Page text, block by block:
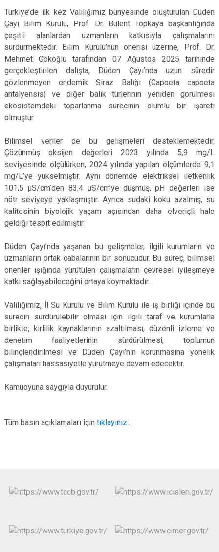
Türkiye’de ilk kez Valiliğimiz bünyesinde oluşturulan Düden
Çayı Bilim Kurulu, Prof. Dr. Bülent Topkaya başkanlığında
çeşitli alanlardan uzmanların katkısıyla çalışmalarını
sürdürmektedir. Bilim Kurulu’nun önerisi üzerine, Prof. Dr.
Mehmet Gökoğlu tarafından 07 Ağustos 2025 tarihinde
gerçekleştirilen dalışta, Düden Çayı’nda uzun süredir
gözlenmeyen endemik Siraz Balığı (Capoeta capoeta
antalyensis) ve diğer balık türlerinin yeniden görülmesi
ekosistemdeki toparlanma sürecinin olumlu bir işareti
olmuştur.
Bilimsel veriler de bu gelişmeleri desteklemektedir.
Çözünmüş oksijen değerleri 2023 yılında 5,9 mg/L
seviyesinde ölçülürken, 2024 yılında yapılan ölçümlerde 9,1
mg/L’ye yükselmiştir. Aynı dönemde elektriksel iletkenlik
101,5 µS/cm’den 83,4 µS/cm’ye düşmüş, pH değerleri ise
nötr seviyeye yaklaşmıştır. Ayrıca sudaki koku azalmış, su
kalitesinin biyolojik yaşam açısından daha elverişli hale
geldiği tespit edilmiştir.
Düden Çayı’nda yaşanan bu gelişmeler, ilgili kurumların ve
uzmanların ortak çabalarının bir sonucudur. Bu süreç, bilimsel
öneriler ışığında yürütülen çalışmaların çevresel iyileşmeye
katkı sağlayabileceğini ortaya koymaktadır.
Valiliğimiz, İl Su Kurulu ve Bilim Kurulu ile iş birliği içinde bu
sürecin sürdürülebilir olması için ilgili taraf ve kurumlarla
birlikte; kirlilik kaynaklarının azaltılması, düzenli izleme ve
denetim faaliyetlerinin sürdürülmesi, toplumun
bilinçlendirilmesi ve Düden Çayı’nın korunmasına yönelik
çalışmaları hassasiyetle yürütmeye devam edecektir.
Kamuoyuna saygıyla duyurulur.
Tüm basın açıklamaları için tıklayınız...